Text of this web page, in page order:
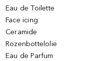
Eau de Toilette
Face icing
Ceramide
Rozenbottelolie
Eau de Parfum